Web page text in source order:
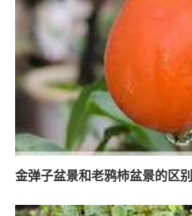
金弹子盆景和老鸦柿盆景的区别